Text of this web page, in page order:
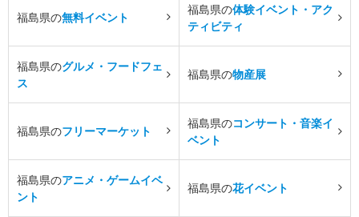
福島県の無料イベント
福島県の体験イベント・アク
ティビティ
福島県のグルメ・フードフェ
ス
福島県の物産展
福島県のフリーマーケット
福島県のコンサート・音楽イ
ベント
福島県のアニメ・ゲームイベ
ント
福島県の花イベント